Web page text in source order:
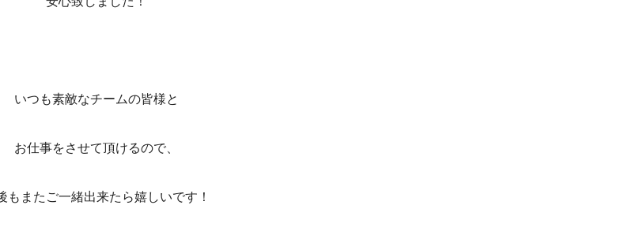
いつも素敵なチームの皆様と
お仕事をさせて頂けるので、
もまたご一緒出来たら嬉しいです！